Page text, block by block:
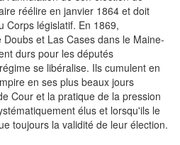
réélire en janvier 1864 et doit
Corps législatif. En 1869,
et Las Cases dans le Maine-
durs pour les députés
se libéralise. Ils cumulent en
en ses plus beaux jours
Cour et la pratique de la pression
élus et lorsqu'ils le
toujours la validité de leur élection.